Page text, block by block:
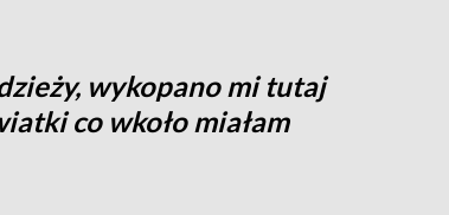
wykopano mi tutaj
co wkoło miałam